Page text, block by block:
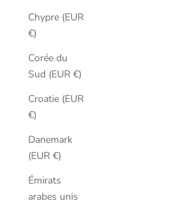
Chypre (EUR
€)
Corée du
Sud (EUR €)
Croatie (EUR
€)
Danemark
(EUR €)
Émirats
arabes unis